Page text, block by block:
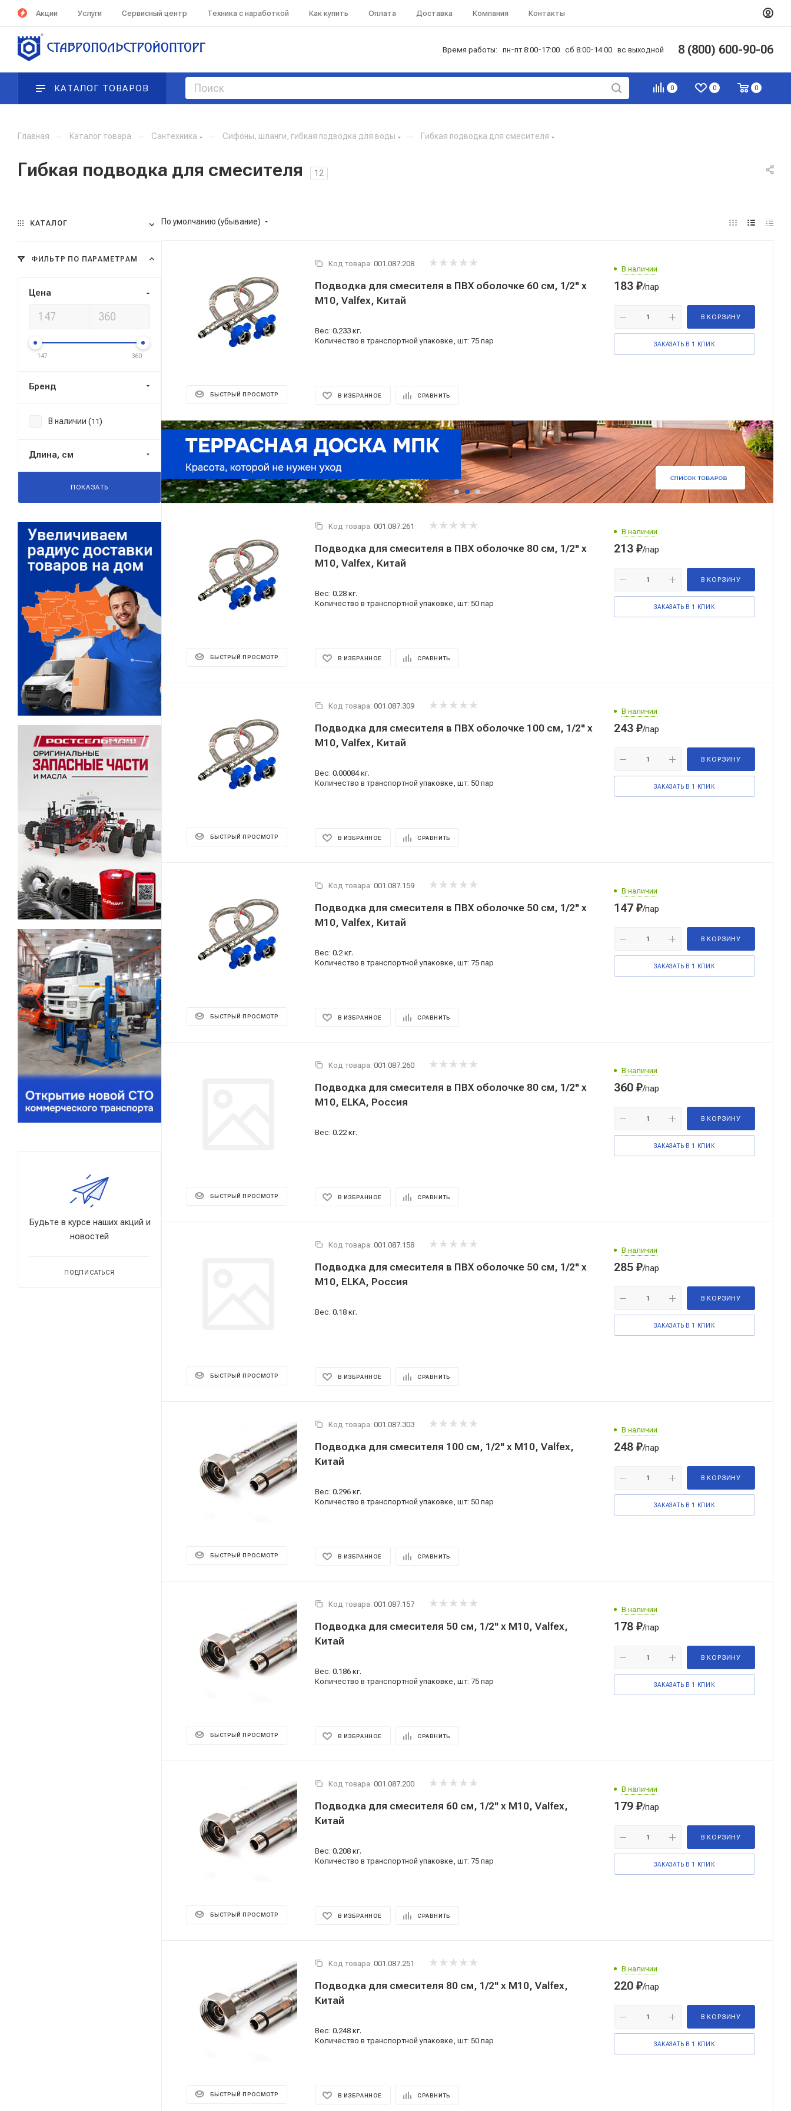
Акции Услуги Сервисный центр Техника с наработкой Как купить Оплата Доставка Компания Контакты
Время работы: пн-пт 8:00-17:00 сб 8:00-14:00 вс выходной 8 (800) 600-90-06
0 0 0
КАТАЛОГ ТОВАРОВ
Главная — Каталог товара — Сантехника — Сифоны, шланги, гибкая подводка для воды — Гибкая подводка для смесителя
Гибкая подводка для смесителя 12
По умолчанию (убывание)
БЫСТРЫЙ ПРОСМОТР
Код товара: 001.087.208
Подводка для смесителя в ПВХ оболочке 60 см, 1/2'' x
M10, Valfex, Китай
Вес: 0.233 кг.
Количество в транспортной упаковке, шт: 75 пар
В ИЗБРАННОЕ СРАВНИТЬ
В наличии
183 ₽/пар
В КОРЗИНУ
ЗАКАЗАТЬ В 1 КЛИК
БЫСТРЫЙ ПРОСМОТР
Код товара: 001.087.261
Подводка для смесителя в ПВХ оболочке 80 см, 1/2'' x
M10, Valfex, Китай
Вес: 0.28 кг.
Количество в транспортной упаковке, шт: 50 пар
В ИЗБРАННОЕ СРАВНИТЬ
В наличии
213 ₽/пар
В КОРЗИНУ
ЗАКАЗАТЬ В 1 КЛИК
БЫСТРЫЙ ПРОСМОТР
Код товара: 001.087.309
Подводка для смесителя в ПВХ оболочке 100 см, 1/2'' x
M10, Valfex, Китай
Вес: 0.00084 кг.
Количество в транспортной упаковке, шт: 50 пар
В ИЗБРАННОЕ СРАВНИТЬ
В наличии
243 ₽/пар
В КОРЗИНУ
ЗАКАЗАТЬ В 1 КЛИК
БЫСТРЫЙ ПРОСМОТР
Код товара: 001.087.159
Подводка для смесителя в ПВХ оболочке 50 см, 1/2'' x
M10, Valfex, Китай
Вес: 0.2 кг.
Количество в транспортной упаковке, шт: 75 пар
В ИЗБРАННОЕ СРАВНИТЬ
В наличии
147 ₽/пар
В КОРЗИНУ
ЗАКАЗАТЬ В 1 КЛИК
БЫСТРЫЙ ПРОСМОТР
Код товара: 001.087.260
Подводка для смесителя в ПВХ оболочке 80 см, 1/2'' x
M10, ELKA, Россия
Вес: 0.22 кг.
В ИЗБРАННОЕ СРАВНИТЬ
В наличии
360 ₽/пар
В КОРЗИНУ
ЗАКАЗАТЬ В 1 КЛИК
БЫСТРЫЙ ПРОСМОТР
Код товара: 001.087.158
Подводка для смесителя в ПВХ оболочке 50 см, 1/2'' x
M10, ELKA, Россия
Вес: 0.18 кг.
В ИЗБРАННОЕ СРАВНИТЬ
В наличии
285 ₽/пар
В КОРЗИНУ
ЗАКАЗАТЬ В 1 КЛИК
БЫСТРЫЙ ПРОСМОТР
Код товара: 001.087.303
Подводка для смесителя 100 см, 1/2'' x M10, Valfex,
Китай
Вес: 0.296 кг.
Количество в транспортной упаковке, шт: 50 пар
В ИЗБРАННОЕ СРАВНИТЬ
В наличии
248 ₽/пар
В КОРЗИНУ
ЗАКАЗАТЬ В 1 КЛИК
БЫСТРЫЙ ПРОСМОТР
Код товара: 001.087.157
Подводка для смесителя 50 см, 1/2'' x M10, Valfex,
Китай
Вес: 0.186 кг.
Количество в транспортной упаковке, шт: 75 пар
В ИЗБРАННОЕ СРАВНИТЬ
В наличии
178 ₽/пар
В КОРЗИНУ
ЗАКАЗАТЬ В 1 КЛИК
БЫСТРЫЙ ПРОСМОТР
Код товара: 001.087.200
Подводка для смесителя 60 см, 1/2'' x M10, Valfex,
Китай
Вес: 0.208 кг.
Количество в транспортной упаковке, шт: 75 пар
В ИЗБРАННОЕ СРАВНИТЬ
В наличии
179 ₽/пар
В КОРЗИНУ
ЗАКАЗАТЬ В 1 КЛИК
БЫСТРЫЙ ПРОСМОТР
Код товара: 001.087.251
Подводка для смесителя 80 см, 1/2'' x M10, Valfex,
Китай
Вес: 0.248 кг.
Количество в транспортной упаковке, шт: 50 пар
В ИЗБРАННОЕ СРАВНИТЬ
В наличии
220 ₽/пар
В КОРЗИНУ
ЗАКАЗАТЬ В 1 КЛИК
КАТАЛОГ
ФИЛЬТР ПО ПАРАМЕТРАМ
Цена
147 360
Бренд
В наличии (11)
Длина, см
ПОКАЗАТЬ
Реклама ⋮
Будьте в курсе наших акций и
новостей
ПОДПИСАТЬСЯ